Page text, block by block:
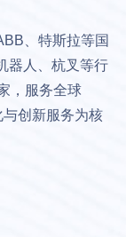
、特斯拉等国
器人、杭叉等行
，服务全球
创新服务为核